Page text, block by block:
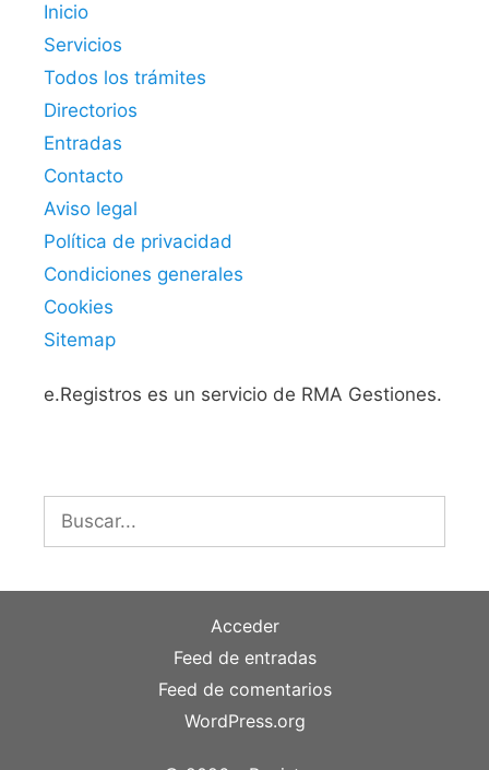
Inicio
Servicios
Todos los trámites
Directorios
Entradas
Contacto
Aviso legal
Política de privacidad
Condiciones generales
Cookies
Sitemap
e.Registros es un servicio de RMA Gestiones.
Buscar:
Acceder
Feed de entradas
Feed de comentarios
WordPress.org